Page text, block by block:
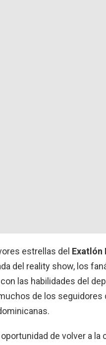
estrellas del Exatlón
del reality show, los
las habilidades del
de los seguidores
de volver a la